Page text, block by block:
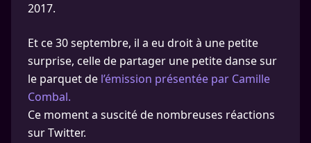
2017.
Et ce 30 septembre, il a eu droit à une petite
surprise, celle de partager une petite danse sur
le parquet de l’émission présentée par Camille
Combal.
Ce moment a suscité de nombreuses réactions
sur Twitter.